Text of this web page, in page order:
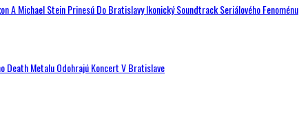
A Michael Stein Prinesú Do Bratislavy Ikonický Soundtrack Seriálového Fenoménu
Death Metalu Odohrajú Koncert V Bratislave